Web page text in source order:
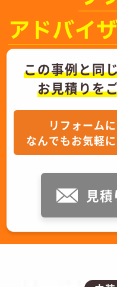
アドバイ
この事例と同
お見積りを
リフォーム
なんでもお気軽
見